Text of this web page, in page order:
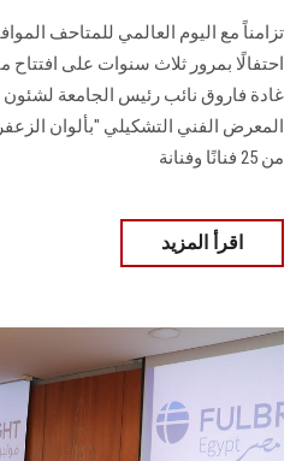
احتفالًا بمرور ثلاث سنوات على
غادة فاروق نائب رئيس الجامعة لشئون
المعرض الفني التشكيلي "بألوان
من 25 فنانًا وفنانة
اقرأ المزيد